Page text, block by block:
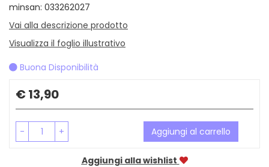
minsan: 033262027
Vai alla descrizione prodotto
Visualizza il foglio illustrativo
Buona Disponibilità
Prezzo
€ 13,90
- + Aggiungi al carrello
Aggiungi alla wishlist